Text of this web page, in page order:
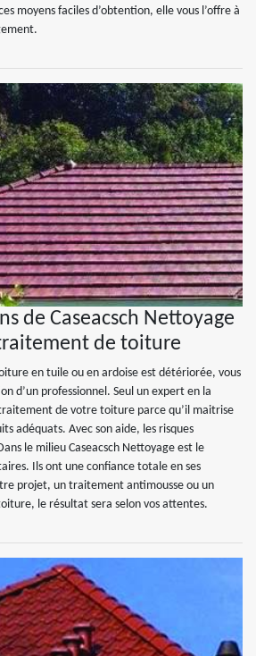
moyens faciles d’obtention, elle vous l’offre à
de Caseacsch Nettoyage
de toiture
en tuile ou en ardoise est détériorée, vous
d’un professionnel. Seul un expert en la
de votre toiture parce qu’il maitrise
adéquats. Avec son aide, les risques
le milieu Caseacsch Nettoyage est le
Ils ont une confiance totale en ses
projet, un traitement antimousse ou un
le résultat sera selon vos attentes.